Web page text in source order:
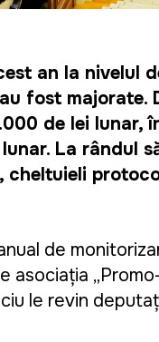
an la nivelul
fost
de lei
La rândul
de
le revin